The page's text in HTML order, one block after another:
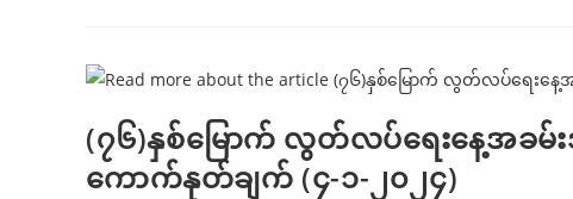
ပေး
ပို့
သဝဏ်လွှာ
ကောက်နုတ်ချက်
(၁၀-၁-၂၀၂၄)
(၇၆)နှစ်မြောက် လွတ်လပ်ရေးနေ့အခ
ကောက်နုတ်ချက် (၄-၁-၂၀၂၄)